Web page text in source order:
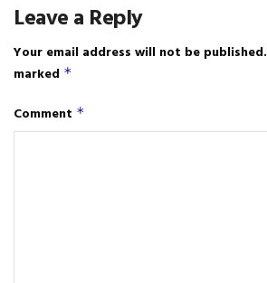
Leave a Reply
Your email address will not be published.
marked *
Comment *